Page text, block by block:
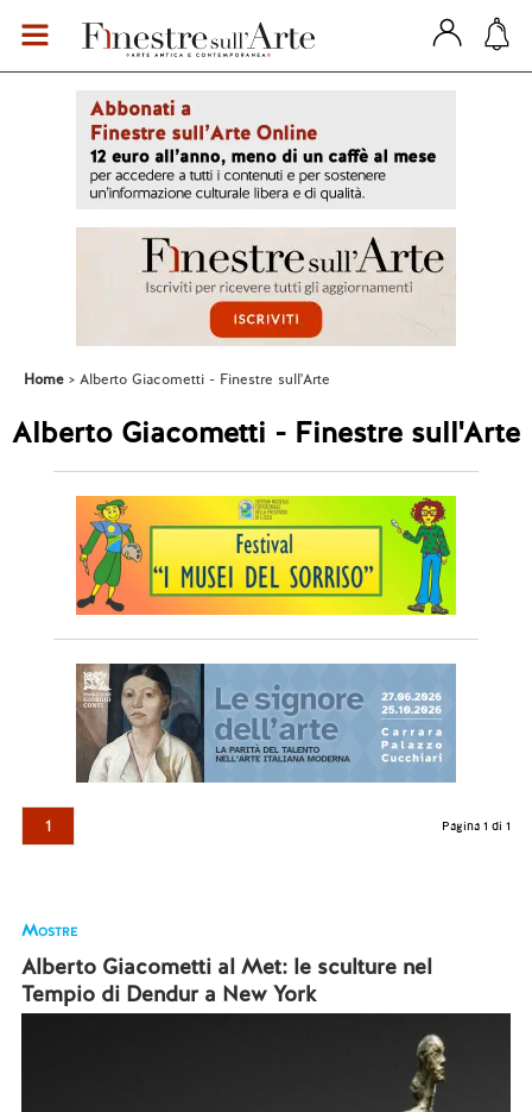
Home Alberto Giacometti - Finestre sull'Arte
Alberto Giacometti - Finestre sull'Arte
1 Pagina 1 di 1
Mostre
Alberto Giacometti al Met: le sculture nel
Tempio di Dendur a New York